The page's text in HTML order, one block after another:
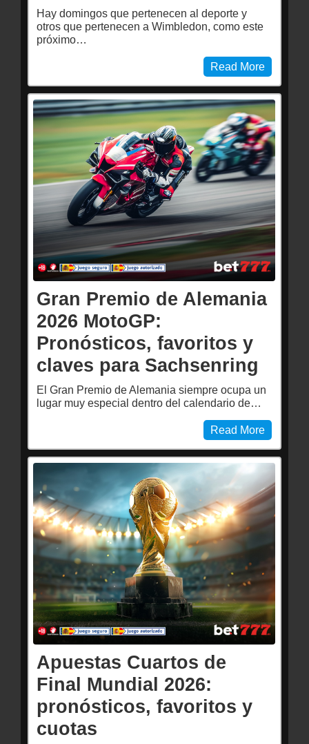
Hay domingos que pertenecen al deporte y
otros que pertenecen a Wimbledon, como este
próximo…
Read More
Gran Premio de Alemania
2026 MotoGP:
Pronósticos, favoritos y
claves para Sachsenring
El Gran Premio de Alemania siempre ocupa un
lugar muy especial dentro del calendario de…
Read More
Apuestas Cuartos de
Final Mundial 2026:
pronósticos, favoritos y
cuotas